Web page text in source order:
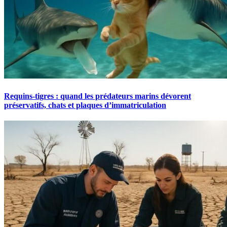
Requins-tigres : quand les prédateurs marins dévorent
préservatifs, chats et plaques d’immatriculation